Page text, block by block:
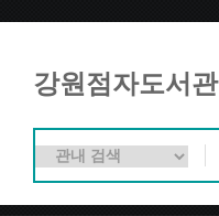
강원점자도서관